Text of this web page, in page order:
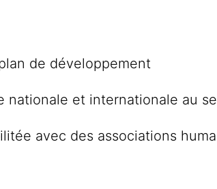
de développement
et internationale au
avec des associations